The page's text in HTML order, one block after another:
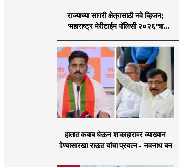
राज्याच्या सागरी क्षेत्रासाठी नवे व्हिजन;
'महाराष्ट्र मेरीटाईम पॉलिसी २०२६'चा
हातात कबाब घेऊन शाकाहारावर व्याख्यान
देण्यासारखा राऊत यांचा प्रयत्न - नवनाथ बन